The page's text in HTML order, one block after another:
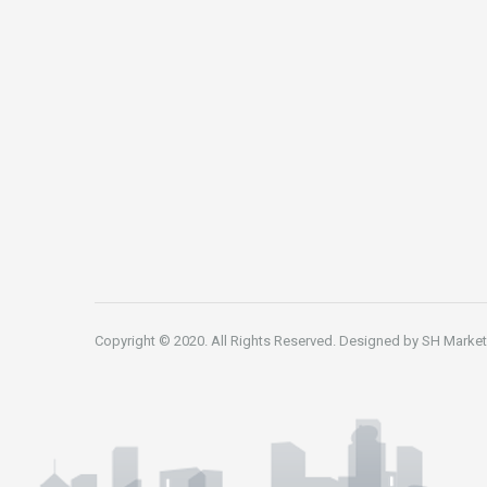
Copyright © 2020. All Rights Reserved. Designed by SH